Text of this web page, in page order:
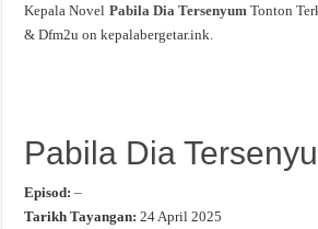
Kepala Novel Pabila Dia Tersenyum Tonton
& Dfm2u on kepalabergetar.ink.
Pabila Dia
Episod: –
Tarikh Tayangan: 24 April 2025